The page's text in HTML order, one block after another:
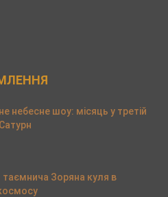
небесне шоу: місяць у третій
таємнича Зоряна куля в